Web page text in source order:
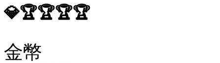
💎🏆🏆🏆🏆
金幣